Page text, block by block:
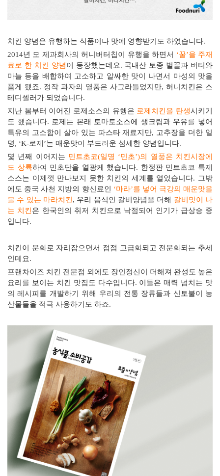
치킨 양념은 유행하는 식품이나 맛에 영향받기도 하였습니다.
2014년 모 제과회사의 허니버터칩이 유행을 하면서 ‘꿀’을 주재
료로 한 치킨 양념이 등장했는데요. 국내산 토종 벌꿀과 버터와
마늘 등을 배합하여 고소하고 알싸한 맛이 나면서 마성의 맛을
품게 됐죠. 정작 과자의 열풍은 사그라들었지만, 허니치킨은 스
테디셀러가 되었습니다.
지난 봄부터 이어진 로제소스의 유행은 로제치킨을 탄생시키기
도 했습니다. 로제는 본래 토마토소스에 생크림과 우유를 넣어
특유의 고소함이 살아 있는 파스타 재료지만, 고추장을 더한 일
명, ‘K-로제 ’는 매운맛이 부드러운 섬세한 양념입니다.
몇 년째 이어지는 민트초코(일명 ‘민초’)의 열풍은 치킨시장에
도 상륙하여 민초단을 열광케 했습니다. 한정판 민트초코 특제
소스는 이제껏 만나보지 못한 치킨의 세계를 열었습니다. 그밖
에도 중국 사천 지방의 향신료인 ‘마라’를 넣어 극강의 매운맛을
볼 수 있는 마라치킨 , 우리 음식인 갈비양념을 더해 갈비맛이 나
는 치킨 은 한국인의 취저 치킨으로 낙점되어 인기가 급상승 중
입니다.
치킨이 문화로 자리잡으면서 점점 고급화되고 전문화되는 추세
인데요.
프랜차이즈 치킨 전문점 외에도 장인정신이 더해져 완성도 높은
요리를 보이는 치킨 맛집도 다수입니다. 이들은 매력 넘치는 맛
의 레시피를 개발하기 위해 우리의 전통 장류들과 신토불이 농
산물들을 적극 사용하기도 하죠.